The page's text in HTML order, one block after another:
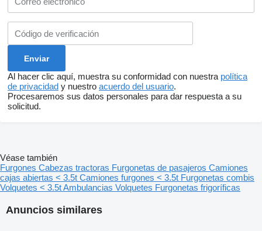
Al hacer clic aquí, muestra su conformidad con nuestra política
de privacidad y nuestro acuerdo del usuario.
Procesaremos sus datos personales para dar respuesta a su
solicitud.
Anuncios similares
Véase también
Furgones Cabezas tractoras Furgonetas de pasajeros Camiones
cajas abiertas < 3.5t Camiones furgones < 3.5t Furgonetas combis
Volquetes < 3.5tAmbulancias Volquetes Furgonetas frigoríficas